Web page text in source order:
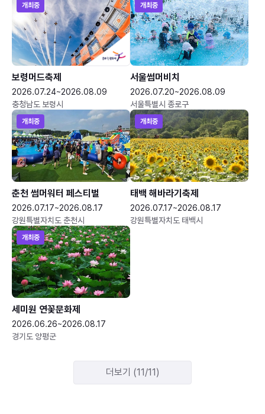
개최중
보령머드축제
2026.07.24~2026.08.09
충청남도 보령시
개최중
서울썸머비치
2026.07.20~2026.08.09
서울특별시 종로구
개최중
춘천 썸머워터 페스티벌
2026.07.17~2026.08.17
강원특별자치도 춘천시
개최중
태백 해바라기축제
2026.07.17~2026.08.17
강원특별자치도 태백시
개최중
세미원 연꽃문화제
2026.06.26~2026.08.17
경기도 양평군
더보기 (11/11)